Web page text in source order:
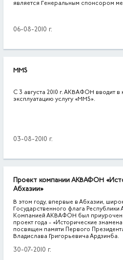
является Генеральным спонсором
06-08-2010 г.
MMS
C 3 августа 2010 г. АКВАФОН вводит
эксплуатацию услугу «MMS».
03-08-2010 г.
Проект компании АКВАФОН
Абхазии»
В этом году, впервые в Абхазии,
Государственного флага Республики
Компанией АКВАФОН был
проект года - «Исторические
посвящен памяти Первого
Владислава Григорьевича Ардзинба.
30-07-2010 г.